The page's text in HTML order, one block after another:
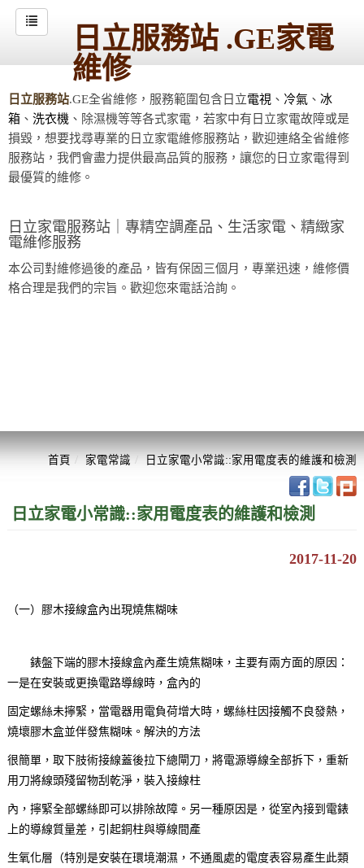
日立服務站 .GE家電
維修
日立服務站.GE全省維修，服務範圍包含日立電視 、 冷氣 、 冰
箱 、 洗衣機 、除濕機等等各式家電，若家中有日立家電故障或是
損毀，想要找尋專業的日立家電維修服務站，歡迎連絡全省維修
服務站，我們會盡力提供最高品質的服務，讓您的日立家電得到
最優質的維修。
日立家電服務站｜專精空調產品、生活家電、精緻家
電維修服務
本公司對維修過後的產品，皆有保固三個月，專業迅速，維修價
格合理是我們的宗旨。歡迎您來電話洽詢。
首頁 家電常識 日立家電小常識::家用電度表的維護和檢測
日立家電小常識::家用電度表的維護和檢測
2017-11-20
（一）膠木接線盒內出現燒焦糊味
錶盤下端的膠木接線盒內產生燒焦糊味，主要有兩方面的原因：
一是在安裝或更換電路導線時，盒內的
固定螺絲未擰緊，當電器用電負荷增大時，螺絲柱因接觸不良發熱，
燒壞膠木盒並伴發焦糊味。解決的方法
很簡單，取下肢術接線蓋後拉下總閘刀，將電源導線全部拆下，重新
用刀將線頭殘留物刮乾淨，裝入接線柱
內，擰緊全部螺絲即可以排除故障。另一種原因是，從室內接到電錶
上的導線質量差，引起銅柱與導線間產
生氧化層（特別是安裝在環境潮濕，不通風處的電度表容易產生此類